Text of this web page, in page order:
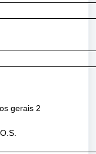
gerais 2